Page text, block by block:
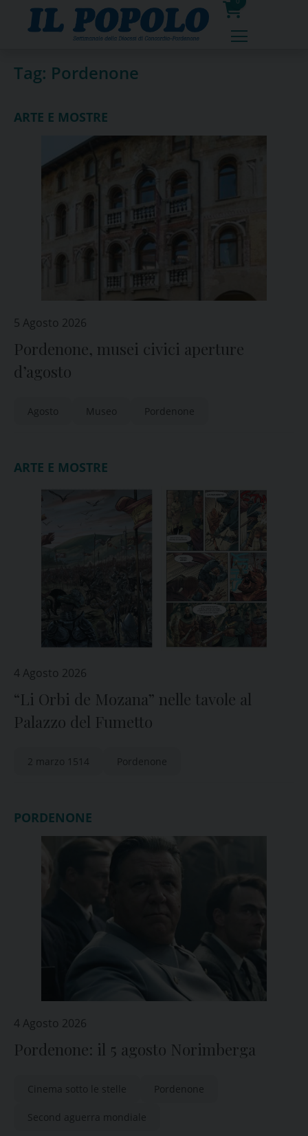
0
prodotti
Tag: Pordenone
ARTE E MOSTRE
5 Agosto 2026
Pordenone, musei civici aperture
d’agosto
Agosto Museo Pordenone
ARTE E MOSTRE
4 Agosto 2026
“Li Orbi de Mozana” nelle tavole al
Palazzo del Fumetto
2 marzo 1514 Pordenone
PORDENONE
4 Agosto 2026
Pordenone: il 5 agosto Norimberga
Cinema sotto le stelle Pordenone
Second aguerra mondiale